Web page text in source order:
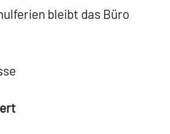
bleibt das Büro